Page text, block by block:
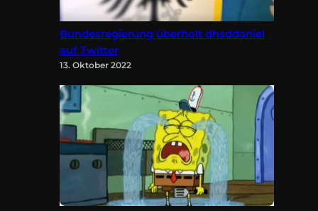
Bundesregierung überholt dhsddaniel
auf Twitter
13. Oktober 2022